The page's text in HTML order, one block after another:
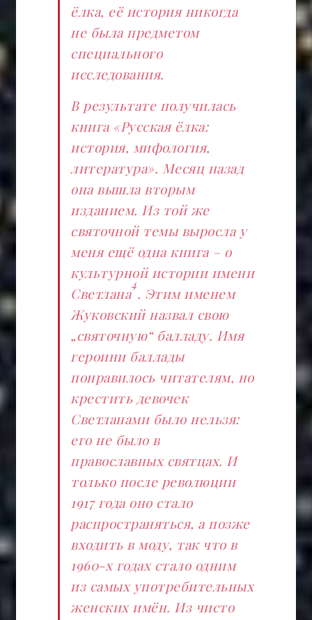
ёлка, её история никогда
не была предметом
специального
исследования.
В результате получилась
книга «Русская ёлка:
история, мифология,
литература». Месяц назад
она вышла вторым
изданием. Из той же
святочной темы выросла у
меня ещё одна книга – о
культурной истории имени
Светлана
4
. Этим именем
Жуковский назвал свою
„святочную“ балладу. Имя
героини баллады
понравилось читателям, но
крестить девочек
Светланами было нельзя:
его не было в
православных святцах. И
только после революции
1917 года оно стало
распространяться, а позже
входить в моду, так что в
1960-х годах стало одним
из самых употребительных
женских имён. Из чисто